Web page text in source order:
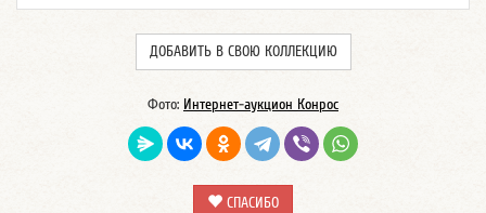
ДОБАВИТЬ В СВОЮ КОЛЛЕКЦИЮ
Фото: Интернет-аукцион Конрос
СПАСИБО